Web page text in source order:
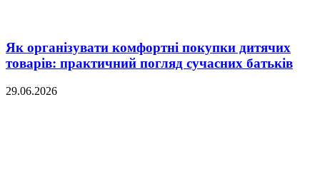
Як організувати комфортні покупки дитячих
товарів: практичний погляд сучасних батьків
29.06.2026